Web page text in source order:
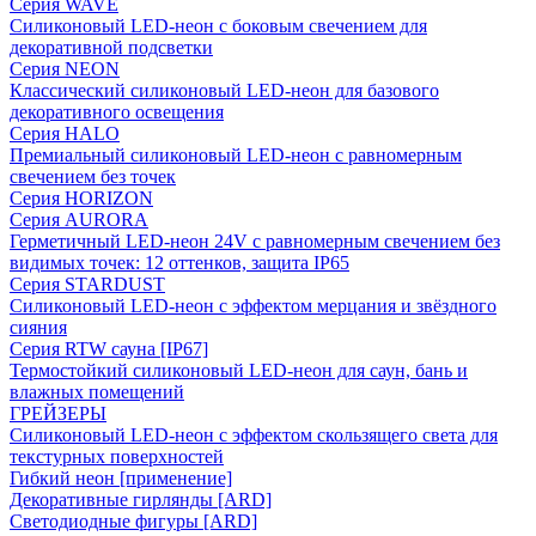
Силиконовый LED-неон с боковым свечением для
декоративной подсветки
Серия NEON
Классический силиконовый LED-неон для базового
декоративного освещения
Серия HALO
Премиальный силиконовый LED-неон с равномерным
свечением без точек
Серия HORIZON
Серия AURORA
Герметичный LED-неон 24V с равномерным свечением без
видимых точек: 12 оттенков, защита IP65
Серия STARDUST
Силиконовый LED-неон с эффектом мерцания и звёздного
сияния
Серия RTW сауна [IP67]
Термостойкий силиконовый LED-неон для саун, бань и
влажных помещений
ГРЕЙЗЕРЫ
Силиконовый LED-неон с эффектом скользящего света для
текстурных поверхностей
Гибкий неон [применение]
Декоративные гирлянды [ARD]
Светодиодные фигуры [ARD]